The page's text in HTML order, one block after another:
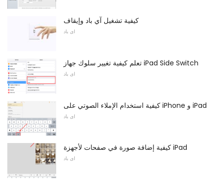
كيفية تشغيل آي باد وإيقاف
اى باد
تعلم كيفية تغيير سلوك جهاز iPad Side Switch
اى باد
كيفية استخدام الإملاء الصوتي على iPhone و iPad
اى باد
كيفية إضافة صورة في صفحات لأجهزة iPad
اى باد